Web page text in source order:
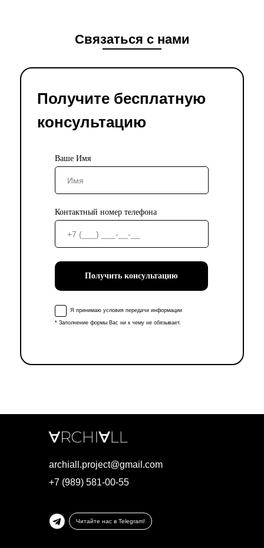
Связаться с нами
Получите бесплатную
консультацию
Ваше Имя
Контактный номер телефона
Получить консультацию
Я принимаю условия передачи информации
* Заполнение формы Вас ни к чему не обязывает.
archiall.project@gmail.com
+7 (989) 581-00-55
Читайте нас в Telegram!